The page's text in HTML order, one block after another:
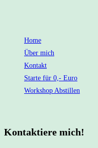
Home
Über mich
Kontakt
Starte für 0,- Euro
Workshop Abstillen
Kontaktiere mich!